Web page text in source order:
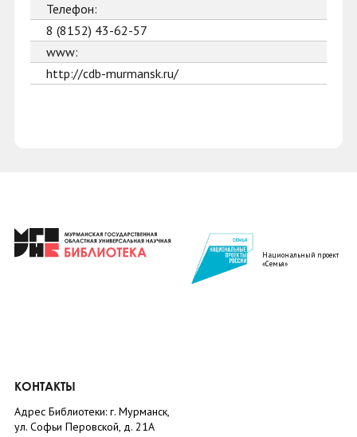
Телефон:
8 (8152) 43-62-57
www:
http://cdb-murmansk.ru/
Национальный проект
«Семья»
КОНТАКТЫ
Адрес Библиотеки: г. Мурманск,
ул. Софьи Перовской, д. 21А